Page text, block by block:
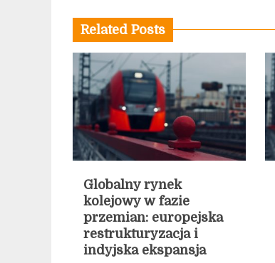
Related Posts
Globalny rynek
kolejowy w fazie
przemian: europejska
restrukturyzacja i
indyjska ekspansja